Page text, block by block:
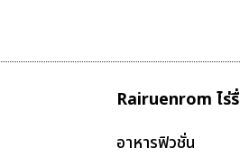
Rairuenrom ไร่
อาหารฟิวชั่น